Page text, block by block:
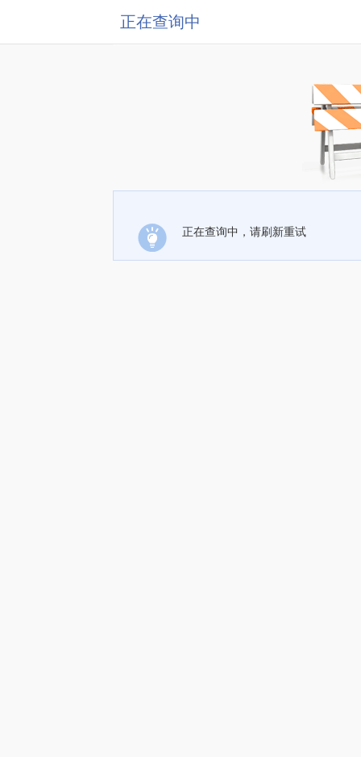
正在查询中
正在查询中，请刷新重试